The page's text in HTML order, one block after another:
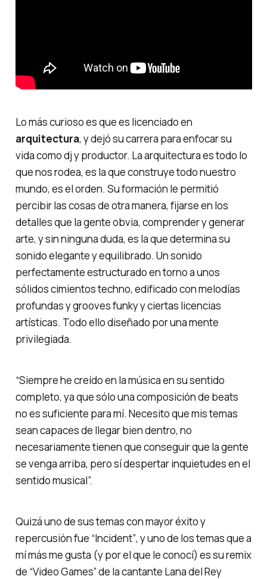
Lo más curioso es que es licenciado en
arquitectura, y dejó su carrera para enfocar su
vida como dj y productor. La arquitectura es todo lo
que nos rodea, es la que construye todo nuestro
mundo, es el orden. Su formación le permitió
percibir las cosas de otra manera, fijarse en los
detalles que la gente obvia, comprender y generar
arte, y sin ninguna duda, es la que determina su
sonido elegante y equilibrado. Un sonido
perfectamente estructurado en torno a unos
sólidos cimientos techno, edificado con melodías
profundas y grooves funky y ciertas licencias
artísticas. Todo ello diseñado por una mente
privilegiada.
“Siempre he creído en la música en su sentido
completo, ya que sólo una composición de beats
no es suficiente para mí. Necesito que mis temas
sean capaces de llegar bien dentro, no
necesariamente tienen que conseguir que la gente
se venga arriba, pero sí despertar inquietudes en el
sentido musical”.
Quizá uno de sus temas con mayor éxito y
repercusión fue “Incident”, y uno de los temas que a
mí más me gusta (y por el que le conocí) es su remix
de “Video Games”de la cantante Lana del Rey